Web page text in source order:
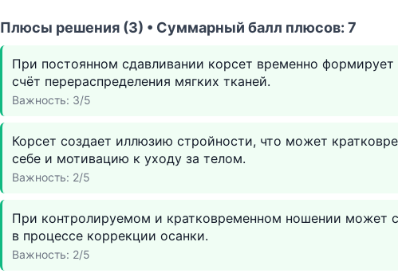
Плюсы решения (3) • Суммарный балл плюсов: 7
При постоянном сдавливании корсет временно формирует
счёт перераспределения мягких тканей.
Важность: 3/5
Корсет создает иллюзию стройности, что может
себе и мотивацию к уходу за телом.
Важность: 2/5
При контролируемом и кратковременном ношении может
в процессе коррекции осанки.
Важность: 2/5